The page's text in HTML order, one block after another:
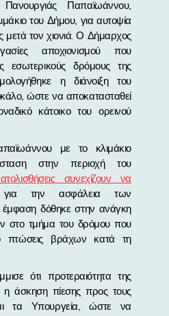
Παπαϊωάννου,
του Δήμου, για αυτοψία
μετά τον χιονιά. Ο Δήμαρχος
αποχιονισμού που
εσωτερικούς δρόμους της
η διάνοιξη του
ώστε να αποκατασταθεί
κάτοικο του ορεινού
με το κλιμάκιο
στην περιοχή του
συνεχίζουν να
την ασφάλεια των
έμφαση δόθηκε στην ανάγκη
στο τμήμα του δρόμου που
πτώσεις βράχων κατά τη
ότι προτεραιότητα της
η άσκηση πίεσης προς τους
τα Υπουργεία, ώστε να